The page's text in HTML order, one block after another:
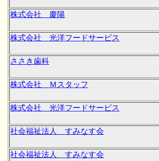
株式会社 慶陽
株式会社 光洋フードサービス
ささき歯科
株式会社 Ｍスタッフ
株式会社 光洋フードサービス
社会福祉法人 すみなす会
社会福祉法人 すみなす会